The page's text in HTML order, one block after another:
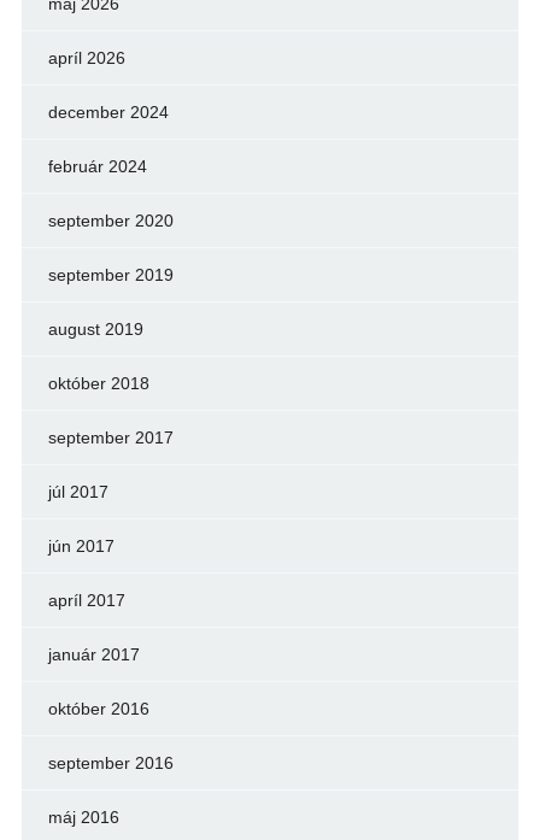
apríl 2026
december 2024
február 2024
september 2020
september 2019
august 2019
október 2018
september 2017
júl 2017
jún 2017
apríl 2017
január 2017
október 2016
september 2016
máj 2016